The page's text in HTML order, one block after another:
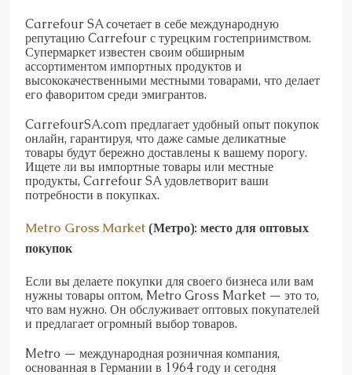
Carrefour SA сочетает в себе международную
репутацию Carrefour с турецким гостеприимством.
Супермаркет известен своим обширным
ассортиментом импортных продуктов и
высококачественными местными товарами, что делает
его фаворитом среди эмигрантов.
CarrefourSA.com предлагает удобный опыт покупок
онлайн, гарантируя, что даже самые деликатные
товары будут бережно доставлены к вашему порогу.
Ищете ли вы импортные товары или местные
продукты, Carrefour SA удовлетворит ваши
потребности в покупках.
Metro Gross Market (Метро): место для оптовых
покупок
Если вы делаете покупки для своего бизнеса или вам
нужны товары оптом, Metro Gross Market — это то,
что вам нужно. Он обслуживает оптовых покупателей
и предлагает огромный выбор товаров.
Metro — международная розничная компания,
основанная в Германии в 1964 году и сегодня